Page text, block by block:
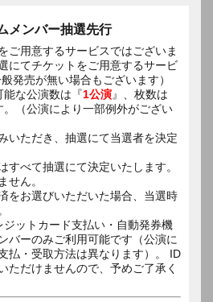
メンバー抽選先行
ご用意するサービスではございま
にてチケットをご用意するサービ
発売が無い場合もございます）
能な公演数は『1公演』、枚数は
。（公演により一部例外がござい
いただき、抽選にて当選者を決定
すべて抽選にて決定いたします。
せん。
をお選びいただいた場合、当選時
ジットカード支払い・自動発券機
バーのみご利用可能です（公演に
払・受取方法は異なります）。 ID
ただけませんので、予めご了承く